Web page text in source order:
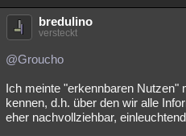
bredulino
versteckt
@Groucho
Ich meinte "erkennbaren Nutzen"
kennen, d.h. über den wir alle
eher nachvollziehbar,